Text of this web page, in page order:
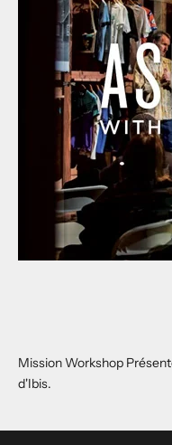
Mission Workshop
d'Ibis.